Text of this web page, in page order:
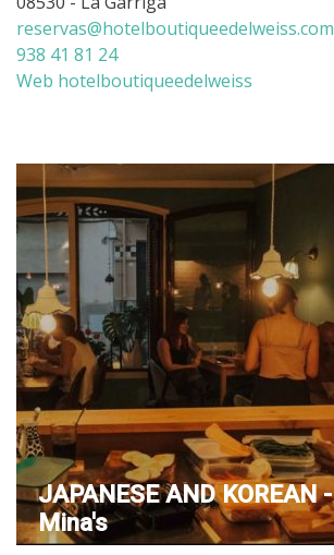
reservas@hotelboutiqueedelweiss.com
938 41 81 24
Web hotelboutiqueedelweiss
JAPANESE AND KOREAN -
Mina's